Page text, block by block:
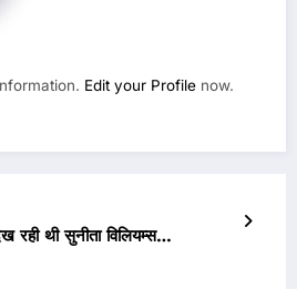
Edit your Profile now.
थी सुनीता विलियम्स…